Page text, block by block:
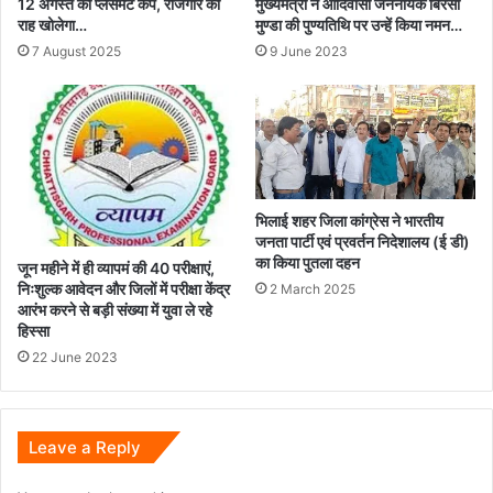
12 अगस्त को प्लेसमेंट कैंप, रोजगार की
राह खोलेगा…
7 August 2025
मुख्यमंत्री ने आदिवासी जननायक बिरसा
मुण्डा की पुण्यतिथि पर उन्हें किया नमन…
9 June 2023
जून महीने में ही व्यापमं की 40 परीक्षाएं,
निःशुल्क आवेदन और जिलों में परीक्षा केंद्र
आरंभ करने से बड़ी संख्या में युवा ले रहे
हिस्सा
22 June 2023
भिलाई शहर जिला कांग्रेस ने भारतीय
जनता पार्टी एवं प्रवर्तन निदेशालय (ई डी)
का किया पुतला दहन
2 March 2025
Leave a Reply